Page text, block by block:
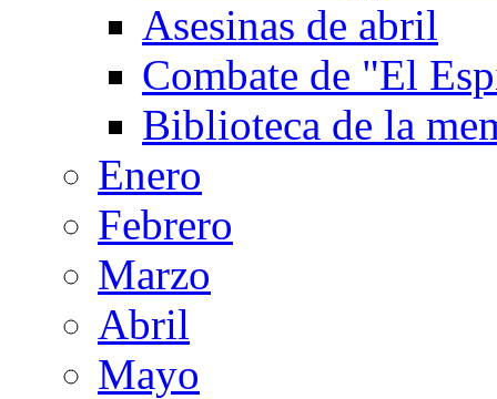
Asesinas de abril
Combate de "El
Biblioteca de la
Enero
Febrero
Marzo
Abril
Mayo